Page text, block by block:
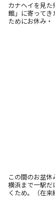
カナヘイを見
館」に寄って
ためにお休み
この間のお盆
横浜まで一駅
くため。（在